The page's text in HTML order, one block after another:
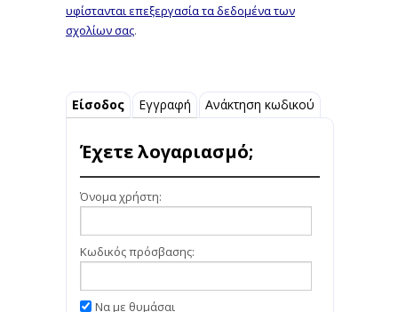
υφίστανται επεξεργασία τα δεδομένα των
σχολίων σας.
Είσοδος Εγγραφή Ανάκτηση κωδικού
Έχετε λογαριασμό;
Όνομα χρήστη:
Κωδικός πρόσβασης:
Να με θυμάσαι